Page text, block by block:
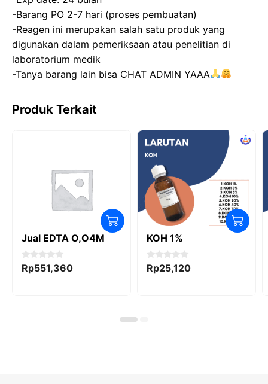
o
k
n p
-Barang PO 2-7 hari (proses pembuatan)
-Reagen ini merupakan salah satu produk yang
digunakan dalam pemeriksaan atau penelitian di
laboratorium medik
-Tanya barang lain bisa CHAT ADMIN YAAA
Produk Terkait
Jual EDTA O,O4M
0
o
Rp551,360
KOH 1%
0
o
Rp25,120